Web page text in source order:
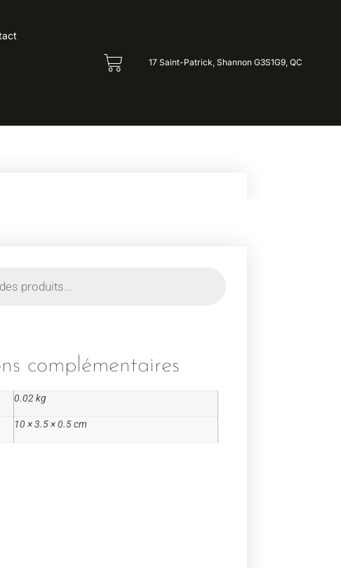
17 Saint-Patrick, Shannon G3S1G9, QC
complémentaires
0.02 kg
10 × 3.5 × 0.5 cm